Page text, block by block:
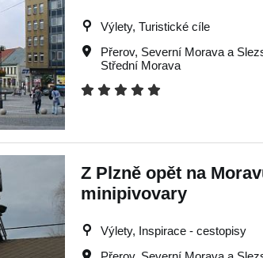
Výlety, Turistické cíle
Přerov, Severní Morava a
Střední Morava
Z Plzně opět na
minipivovary
Výlety, Inspirace - cestopisy